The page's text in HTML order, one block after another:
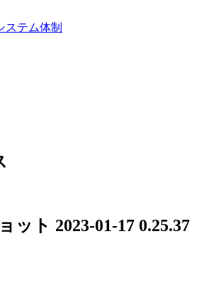
ステム体制
ット 2023-01-17 0.25.37